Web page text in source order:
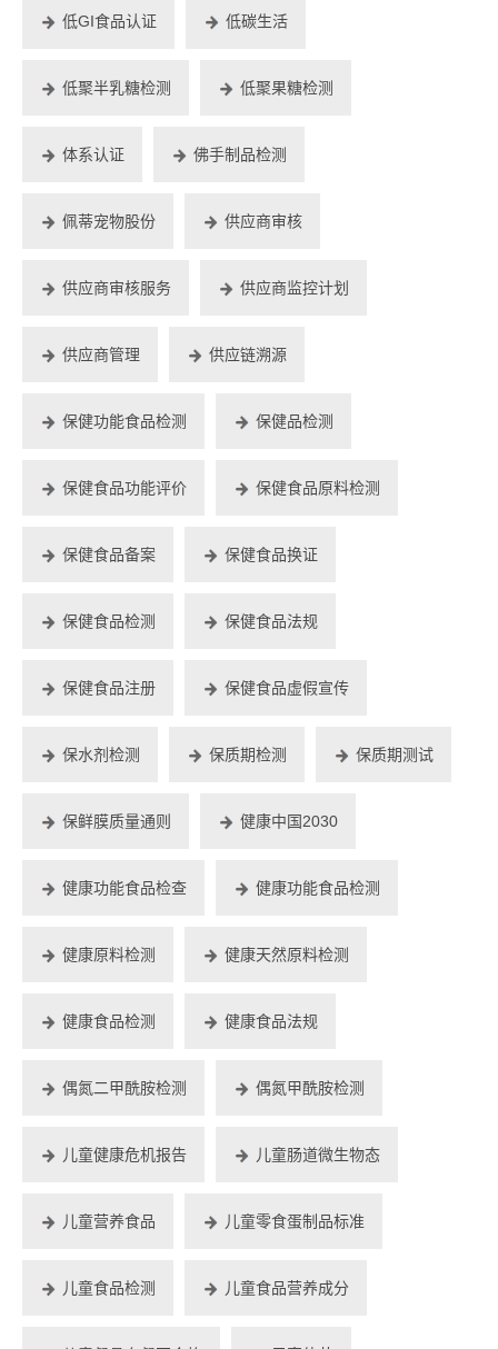
低GI食品认证 低碳生活
低聚半乳糖检测 低聚果糖检测
体系认证 佛手制品检测
佩蒂宠物股份 供应商审核
供应商审核服务 供应商监控计划
供应商管理 供应链溯源
保健功能食品检测 保健品检测
保健食品功能评价 保健食品原料检测
保健食品备案 保健食品换证
保健食品检测 保健食品法规
保健食品注册 保健食品虚假宣传
保水剂检测 保质期检测 保质期测试
保鲜膜质量通则 健康中国2030
健康功能食品检查 健康功能食品检测
健康原料检测 健康天然原料检测
健康食品检测 健康食品法规
偶氮二甲酰胺检测 偶氮甲酰胺检测
儿童健康危机报告 儿童肠道微生物态
儿童营养食品 儿童零食蛋制品标准
儿童食品检测 儿童食品营养成分